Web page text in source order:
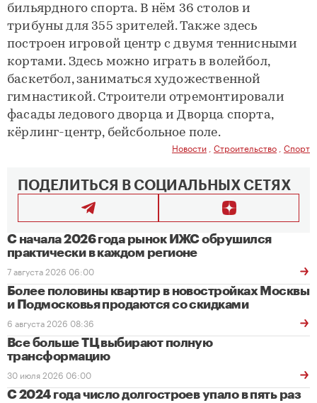
бильярдного спорта. В нём 36 столов и
трибуны для 355 зрителей. Также здесь
построен игровой центр с двумя теннисными
кортами. Здесь можно играть в волейбол,
баскетбол, заниматься художественной
гимнастикой. Строители отремонтировали
фасады ледового дворца и Дворца спорта,
кёрлинг-центр, бейсбольное поле.
Новости Строительство Спорт
ПОДЕЛИТЬСЯ В СОЦИАЛЬНЫХ СЕТЯХ
С начала 2026 года рынок ИЖС обрушился
практически в каждом регионе
7 августа 2026 06:00
Более половины квартир в новостройках Москвы
и Подмосковья продаются со скидками
6 августа 2026 08:36
Все больше ТЦ выбирают полную
трансформацию
30 июля 2026 06:00
С 2024 года число долгостроев упало в пять раз